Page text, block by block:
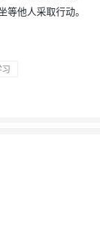
他人采取行动。